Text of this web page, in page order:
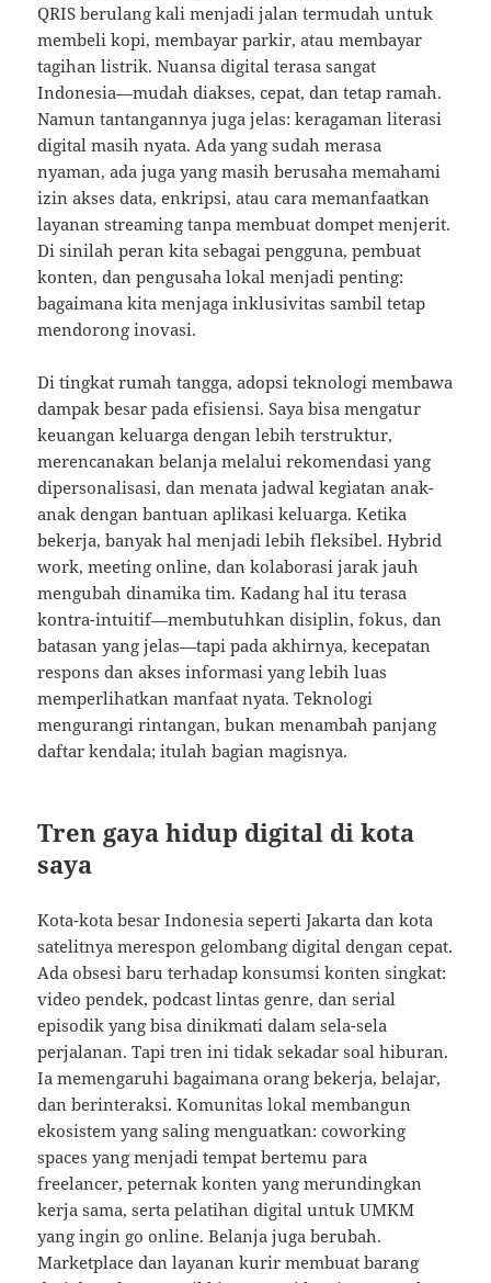
QRIS berulang kali menjadi jalan termudah untuk
membeli kopi, membayar parkir, atau membayar
tagihan listrik. Nuansa digital terasa sangat
Indonesia—mudah diakses, cepat, dan tetap ramah.
Namun tantangannya juga jelas: keragaman literasi
digital masih nyata. Ada yang sudah merasa
nyaman, ada juga yang masih berusaha memahami
izin akses data, enkripsi, atau cara memanfaatkan
layanan streaming tanpa membuat dompet menjerit.
Di sinilah peran kita sebagai pengguna, pembuat
konten, dan pengusaha lokal menjadi penting:
bagaimana kita menjaga inklusivitas sambil tetap
mendorong inovasi.
Di tingkat rumah tangga, adopsi teknologi membawa
dampak besar pada efisiensi. Saya bisa mengatur
keuangan keluarga dengan lebih terstruktur,
merencanakan belanja melalui rekomendasi yang
dipersonalisasi, dan menata jadwal kegiatan anak-
anak dengan bantuan aplikasi keluarga. Ketika
bekerja, banyak hal menjadi lebih fleksibel. Hybrid
work, meeting online, dan kolaborasi jarak jauh
mengubah dinamika tim. Kadang hal itu terasa
kontra-intuitif—membutuhkan disiplin, fokus, dan
batasan yang jelas—tapi pada akhirnya, kecepatan
respons dan akses informasi yang lebih luas
memperlihatkan manfaat nyata. Teknologi
mengurangi rintangan, bukan menambah panjang
daftar kendala; itulah bagian magisnya.
Tren gaya hidup digital di kota
saya
Kota-kota besar Indonesia seperti Jakarta dan kota
satelitnya merespon gelombang digital dengan cepat.
Ada obsesi baru terhadap konsumsi konten singkat:
video pendek, podcast lintas genre, dan serial
episodik yang bisa dinikmati dalam sela-sela
perjalanan. Tapi tren ini tidak sekadar soal hiburan.
Ia memengaruhi bagaimana orang bekerja, belajar,
dan berinteraksi. Komunitas lokal membangun
ekosistem yang saling menguatkan: coworking
spaces yang menjadi tempat bertemu para
freelancer, peternak konten yang merundingkan
kerja sama, serta pelatihan digital untuk UMKM
yang ingin go online. Belanja juga berubah.
Marketplace dan layanan kurir membuat barang